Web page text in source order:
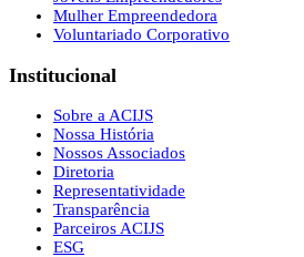
Mulher Empreendedora
Voluntariado Corporativo
Institucional
Sobre a ACIJS
Nossa História
Nossos Associados
Diretoria
Representatividade
Transparência
Parceiros ACIJS
ESG